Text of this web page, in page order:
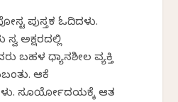
ಪುಸ್ತಕ ಓದಿದಳು.
ಅಕ್ಷರದಲ್ಲಿ
ಬಹಳ ಧ್ಯಾನಶೀಲ ವ್ಯಕ್ತಿ
ಆಕೆ
ಸೂರ್ಯೋದಯಕ್ಕೆ ಆತ